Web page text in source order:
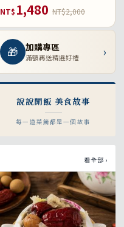
NT$ 1,480 NT$2,000
🎁 加購專區
滿額再送精選好禮 ›
說說開飯 美食故事
每一道菜餚都是一個故事
看全部 ›